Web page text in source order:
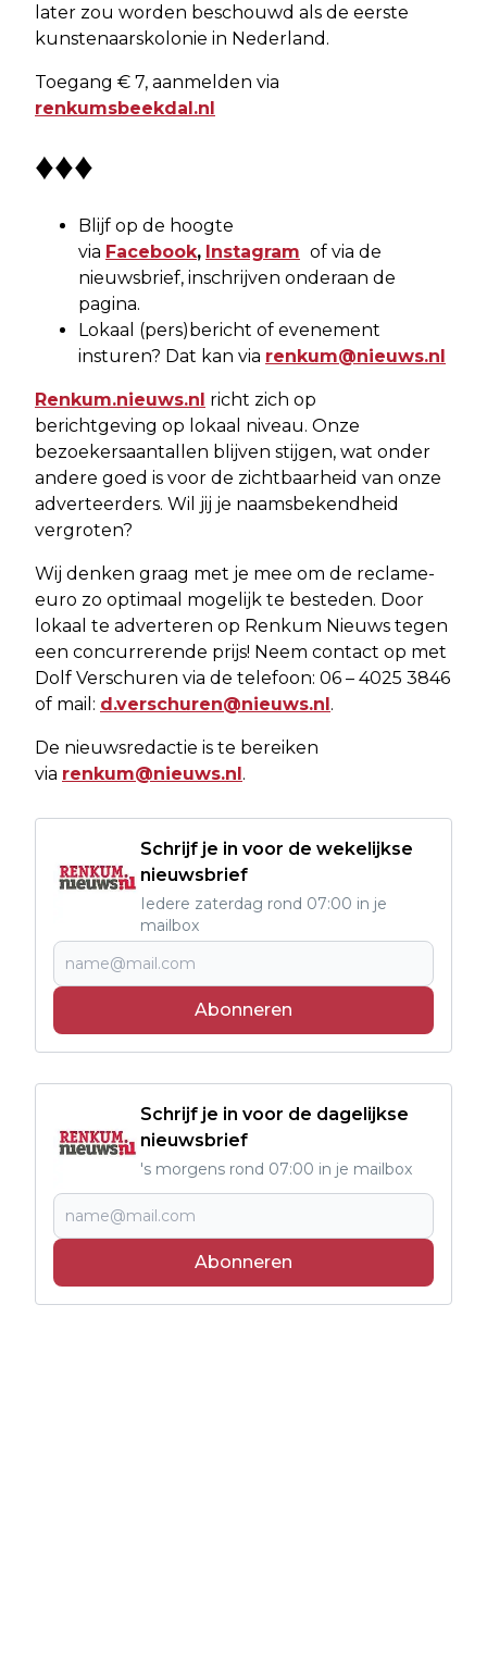
later zou worden beschouwd als de eerste
kunstenaarskolonie in Nederland.
Toegang € 7, aanmelden via
renkumsbeekdal.nl
♦♦♦
Blijf op de hoogte
via Facebook, Instagram of via de
nieuwsbrief, inschrijven onderaan de
pagina.
Lokaal (pers)bericht of evenement
insturen? Dat kan via renkum@nieuws.nl
Renkum.nieuws.nl richt zich op
berichtgeving op lokaal niveau. Onze
bezoekersaantallen blijven stijgen, wat onder
andere goed is voor de zichtbaarheid van onze
adverteerders. Wil jij je naamsbekendheid
vergroten?
Wij denken graag met je mee om de reclame-
euro zo optimaal mogelijk te besteden. Door
lokaal te adverteren op Renkum Nieuws tegen
een concurrerende prijs! Neem contact op met
Dolf Verschuren via de telefoon: 06 – 4025 3846
of mail: d.verschuren@nieuws.nl.
De nieuwsredactie is te bereiken
via renkum@nieuws.nl.
Schrijf je in voor de wekelijkse
nieuwsbrief
Iedere zaterdag rond 07:00 in je
mailbox
Abonneren
Schrijf je in voor de dagelijkse
nieuwsbrief
's morgens rond 07:00 in je mailbox
Abonneren